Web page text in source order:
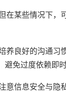
某些情况下
良好的沟通习
免过度依赖即
信息安全与